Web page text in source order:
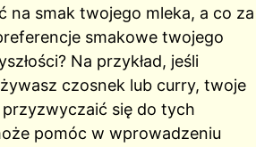
na smak twojego mleka, a co za
smakowe twojego
Na przykład, jeśli
czosnek lub curry, twoje
się do tych
pomóc w wprowadzeniu